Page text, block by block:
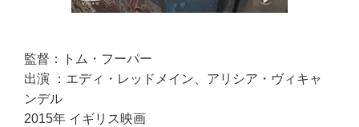
監督：トム・フーパー
出演 ：エディ・レッドメイン、アリシア・ヴィキャ
ンデル
2015年 イギリス映画